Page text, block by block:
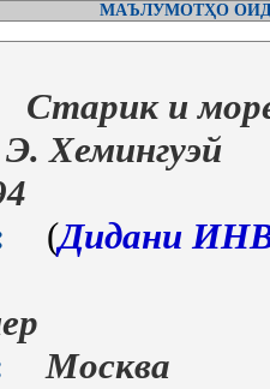
МАЪЛУМОТҲО
Старик и
Э. Хемингуэй
(Дидани
Москва